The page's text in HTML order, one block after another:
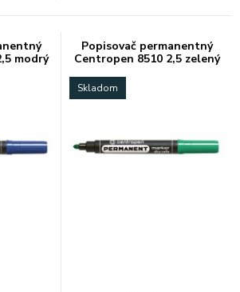
modrý
Popisovač permanentný
Centropen 8510 2,5 zelený
Skladom